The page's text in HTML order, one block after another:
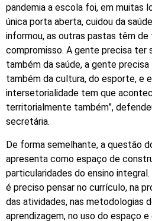
pandemia a escola foi, em muitas
única porta aberta, cuidou da
informou, as outras pastas têm de
compromisso. A gente precisa ter
também da saúde, a gente
também da cultura, do esporte, e
intersetorialidade tem que
territorialmente também”,
secretária.
De forma semelhante, a questão
apresenta como espaço de
particularidades do ensino integral.
é preciso pensar no currículo, na
das atividades, nas metodologias
aprendizagem, no uso do espaço